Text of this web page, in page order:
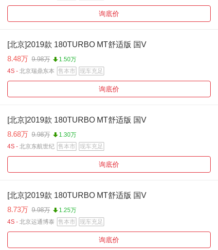
询底价
[北京]2019款 180TURBO MT舒适版 国V
8.48万 9.98万
1.50万
4S - 北京瑞鼎东本 售本市 现车充足
询底价
[北京]2019款 180TURBO MT舒适版 国V
8.68万 9.98万
1.30万
4S - 北京东航世纪 售本市 现车充足
询底价
[北京]2019款 180TURBO MT舒适版 国V
8.73万 9.98万
1.25万
4S - 北京运通博泰 售本市 现车充足
询底价